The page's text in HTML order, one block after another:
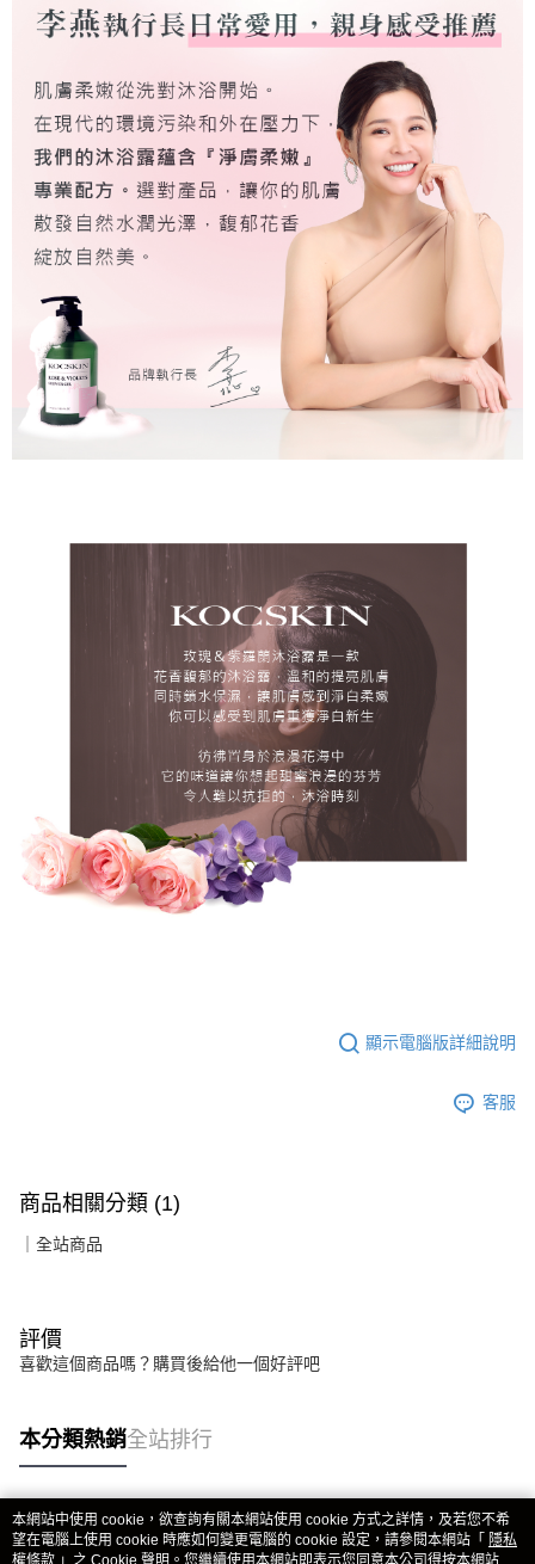
顯示電腦版詳細說明
客服
商品相關分類 (1)
｜全站商品
評價
喜歡這個商品嗎？購買後給他一個好評吧
本分類熱銷全站排行
熱門標籤
本網站中使用 cookie，欲查詢有關本網站使用 cookie 方式之詳情，及若您不希
望在電腦上使用 cookie 時應如何變更電腦的 cookie 設定，請參閱本網站「 隱私
權條款 」之 Cookie 聲明。您繼續使用本網站即表示您同意本公司得按本網站使